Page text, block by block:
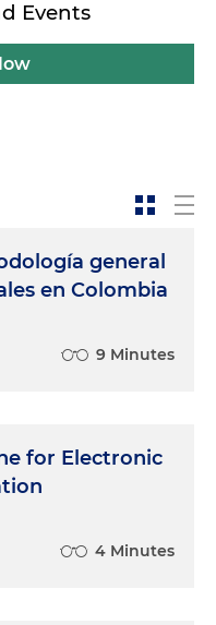
Events
general
en Colombia
9 Minutes
for Electronic
4 Minutes